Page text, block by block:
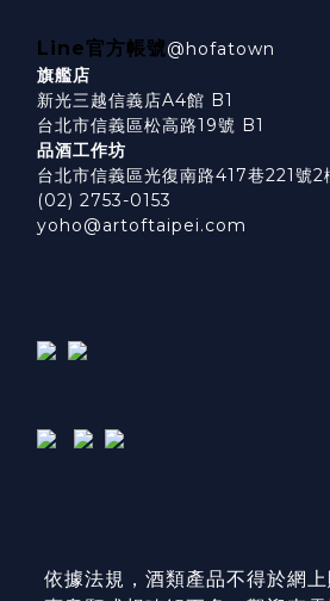
Line官方帳號@hofatown
旗艦店
新光三越信義店A4館 B1
台北市信義區松高路19號 B1
品酒工作坊
台北市信義區光復南路417巷221號2
(02) 2753-0153
yoho@artoftaipei.com
依據法規，酒類產品不得於網